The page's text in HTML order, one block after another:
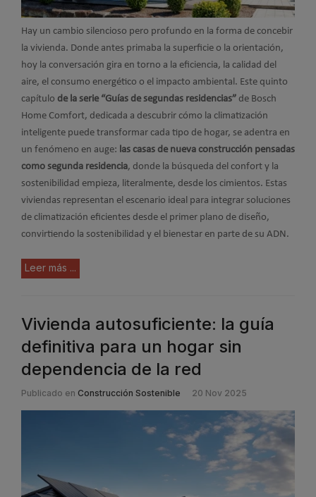
Hay un cambio silencioso pero profundo en la forma de concebir
la vivienda. Donde antes primaba la superficie o la orientación,
hoy la conversación gira en torno a la eficiencia, la calidad del
aire, el consumo energético o el impacto ambiental. Este quinto
capítulo de la serie “Guías de segundas residencias” de Bosch
Home Comfort, dedicada a descubrir cómo la climatización
inteligente puede transformar cada tipo de hogar, se adentra en
un fenómeno en auge: las casas de nueva construcción pensadas
como segunda residencia, donde la búsqueda del confort y la
sostenibilidad empieza, literalmente, desde los cimientos. Estas
viviendas representan el escenario ideal para integrar soluciones
de climatización eficientes desde el primer plano de diseño,
convirtiendo la sostenibilidad y el bienestar en parte de su ADN.
Leer más ...
Vivienda autosuficiente: la guía
definitiva para un hogar sin
dependencia de la red
Publicado en Construcción Sostenible 20 Nov 2025